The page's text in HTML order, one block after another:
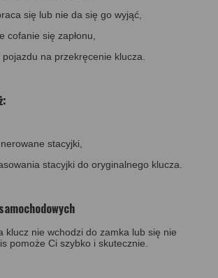
się lub nie da się go wyjąć,
cofanie się zapłonu,
na przekręcenie klucza.
stacyjki,
stacyjki do oryginalnego klucza.
klucz nie wchodzi do zamka lub się nie
pomoże Ci szybko i skutecznie.